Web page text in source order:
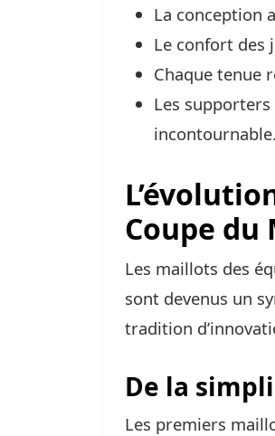
La conception
Le confort des
Chaque tenue
Les
incontournable.
Coupe du
Les maillots des
sont devenus un
tradition
De la
Les premiers